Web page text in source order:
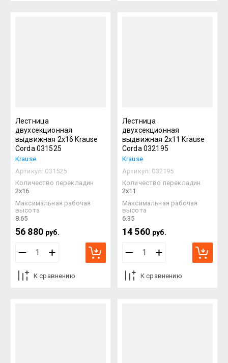
Лестница
двухсекционная
выдвижная 2х16 Krause
Corda 031525
Krause
Артикул: 031525
Количество перекладин
2х16
Максимальная рабочая
высота
8.65
56 880 руб.
К сравнению
Лестница
двухсекционная
выдвижная 2х11 Krause
Corda 032195
Krause
Артикул: 032195
Количество перекладин
2х11
Максимальная рабочая
высота
6.35
14 560 руб.
К сравнению